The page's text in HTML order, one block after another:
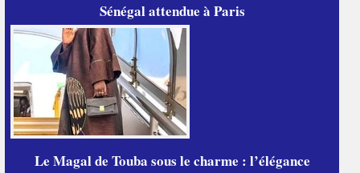
Sénégal attendue à Paris
Le Magal de Touba sous le charme : l’élégance